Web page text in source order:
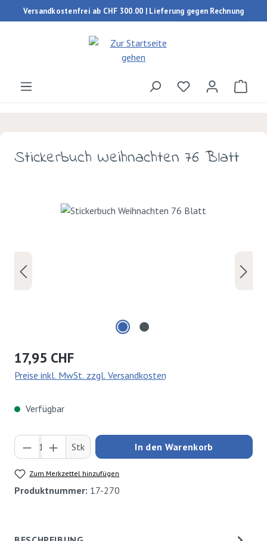
Zum Hauptinhalt springen
Versandkostenfrei ab CHF 300.00 | Lieferung gegen Rechnung
Du hast 0
Stickerbuch Weihnachten 76 Blatt
Bildergalerie überspringen
Regulärer Preis:
17,95 CHF
Preise inkl. MwSt. zzgl. Versandkosten
Verfügbar
Produkt Anzahl: Gib den gewünschten Wert
Stk In den Warenkorb
Zum Merkzettel hinzufügen
Produktnummer: 17-270